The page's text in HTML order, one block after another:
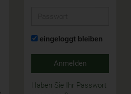
eingeloggt bleiben
Anmelden
Haben Sie Ihr Passwort